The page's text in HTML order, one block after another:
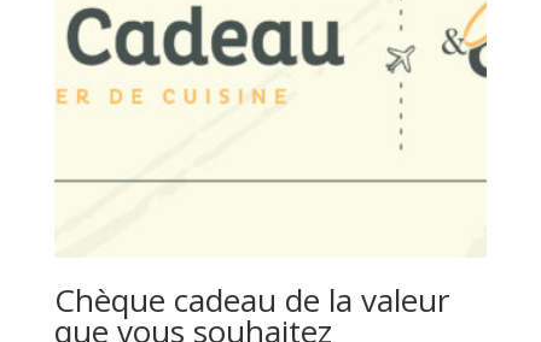
Chèque cadeau de la valeur
que vous souhaitez